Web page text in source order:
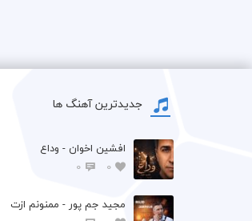
جدیدترین آهنگ ها
افشين اخوان - وداع
0
0
مجید جم پور - ممنونم ازت